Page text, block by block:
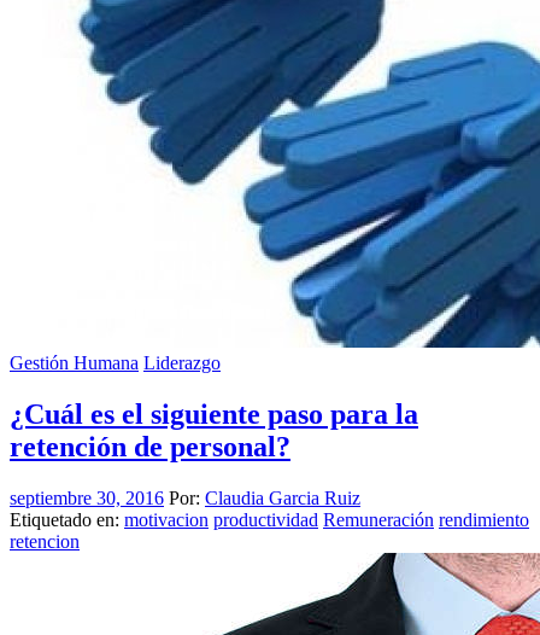
Gestión Humana Liderazgo
¿Cuál es el siguiente paso para la
retención de personal?
septiembre 30, 2016 Por: Claudia Garcia Ruiz
Etiquetado en: motivacion productividad Remuneración rendimiento
retencion